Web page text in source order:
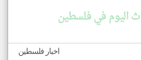
اليوم في فلسطين
اخبار فلسطين